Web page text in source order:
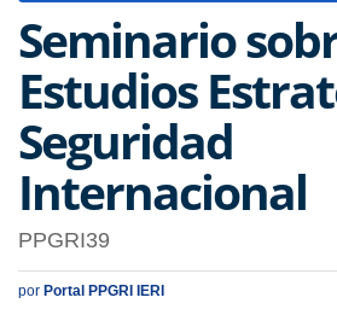
Seminario
Estudios
Seguridad
Internacional
PPGRI39
por Portal PPGRI IERI